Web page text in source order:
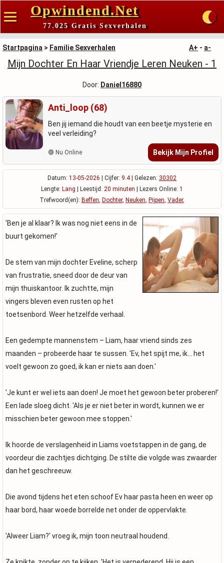
Opwindend.Net
77.025 Gratis Sexverhalen
Startpagina > Familie Sexverhalen A+ - a-
Mijn Dochter En Haar Vriendje Leren Neuken - 1
Door: Daniel16880
Anti_loop (68)
Ben jij iemand die houdt van een beetje mysterie en
veel verleiding?
🟢 Nu Online Bekijk Mijn Profiel
Datum: 13-05-2026 | Cijfer: 9.4| Gelezen: 30302
Lengte: Lang | Leestijd: 20 minuten | Lezers Online: 1
Trefwoord(en): Beffen, Dochter, Neuken, Pijpen, Vader,
'Ben je al klaar? Ik was nog niet eens in de
buurt gekomen!'
De stem van mijn dochter Eveline, scherp
van frustratie, sneed door de deur van
mijn thuiskantoor. Ik zuchtte, mijn
vingers bleven even rusten op het
toetsenbord. Weer hetzelfde verhaal.
Een gedempte mannenstem – Liam, haar vriend sinds zes
maanden – probeerde haar te sussen. 'Ev, het spijt me, ik... het
voelt gewoon zo goed, ik kan er niets aan doen.'
'Je kunt er wel iets aan doen! Je moet het gewoon beter proberen!'
Een lade sloeg dicht. 'Als je er niet beter in wordt, kunnen we er
misschien beter gewoon mee stoppen.'
Ik hoorde de verslagenheid in Liams voetstappen in de gang, de
voordeur die zachtjes dichtging. De stilte die volgde was zwaarder
dan het geschreeuw.
Die avond tijdens het eten schoof Ev haar pasta heen en weer op
haar bord, haar woede borrelde net onder de oppervlakte.
'Alweer Liam?' vroeg ik, mijn toon neutraal houdend.